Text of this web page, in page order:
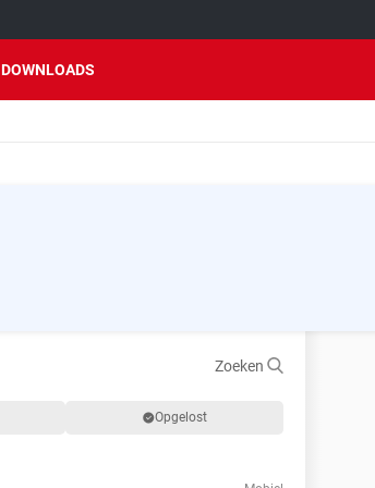
DOWNLOADS
Zoeken
Opgelost